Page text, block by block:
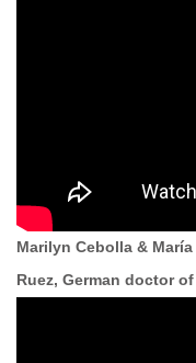
Marilyn Cebolla &
Ruez, German doctor